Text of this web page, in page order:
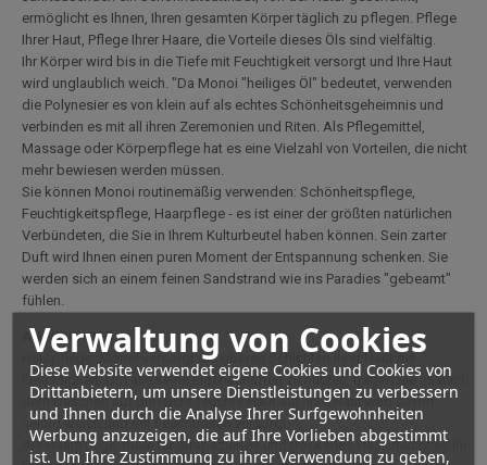
Verwaltung von Cookies
Diese Website verwendet eigene Cookies und Cookies von
Drittanbietern, um unsere Dienstleistungen zu verbessern
und Ihnen durch die Analyse Ihrer Surfgewohnheiten
Werbung anzuzeigen, die auf Ihre Vorlieben abgestimmt
ist. Um Ihre Zustimmung zu ihrer Verwendung zu geben,
ermöglicht es Ihnen, Ihren gesamten Körper täglich zu pflegen. Pflege
Ihrer Haut, Pflege Ihrer Haare, die Vorteile dieses Öls sind vielfältig.
Ihr Körper wird bis in die Tiefe mit Feuchtigkeit versorgt und Ihre Haut
wird unglaublich weich. "Da Monoi "heiliges Öl" bedeutet, verwenden
die Polynesier es von klein auf als echtes Schönheitsgeheimnis und
verbinden es mit all ihren Zeremonien und Riten. Als Pflegemittel,
Massage oder Körperpflege hat es eine Vielzahl von Vorteilen, die nicht
mehr bewiesen werden müssen.
Sie können Monoi routinemäßig verwenden: Schönheitspflege,
Feuchtigkeitspflege, Haarpflege - es ist einer der größten natürlichen
Verbündeten, die Sie in Ihrem Kulturbeutel haben können. Sein zarter
Duft wird Ihnen einen puren Moment der Entspannung schenken. Sie
werden sich an einem feinen Sandstrand wie ins Paradies "gebeamt"
fühlen.
ANWENDUNG:
Hautpflege: Monoi versorgt die oberen Schichten Ihrer Haut mit
Feuchtigkeit. Um alle seine Eigenschaften zu nutzen, tragen Sie es nach
dem Duschen auf die leicht feuchte Haut auf. Ihre Haut wird sofort
seidig weich und mit Feuchtigkeit versorgt.
Als Haarpflege: Ideal für strapaziertes und trockenes Haar, macht es Ihr